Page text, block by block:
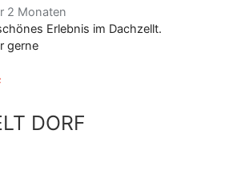
2 Monaten
Erlebnis im Dachzellt.
gerne
DORF